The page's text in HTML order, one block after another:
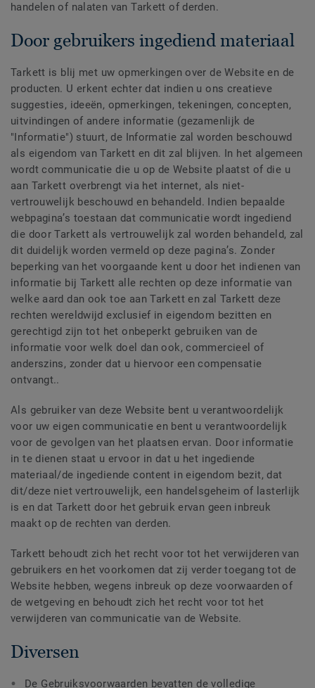
handelen of nalaten van Tarkett of derden.
Door gebruikers ingediend materiaal
Tarkett is blij met uw opmerkingen over de Website en de
producten. U erkent echter dat indien u ons creatieve
suggesties, ideeën, opmerkingen, tekeningen, concepten,
uitvindingen of andere informatie (gezamenlijk de
"Informatie") stuurt, de Informatie zal worden beschouwd
als eigendom van Tarkett en dit zal blijven. In het algemeen
wordt communicatie die u op de Website plaatst of die u
aan Tarkett overbrengt via het internet, als niet-
vertrouwelijk beschouwd en behandeld. Indien bepaalde
webpagina’s toestaan dat communicatie wordt ingediend
die door Tarkett als vertrouwelijk zal worden behandeld, zal
dit duidelijk worden vermeld op deze pagina’s. Zonder
beperking van het voorgaande kent u door het indienen van
informatie bij Tarkett alle rechten op deze informatie van
welke aard dan ook toe aan Tarkett en zal Tarkett deze
rechten wereldwijd exclusief in eigendom bezitten en
gerechtigd zijn tot het onbeperkt gebruiken van de
informatie voor welk doel dan ook, commercieel of
anderszins, zonder dat u hiervoor een compensatie
ontvangt..
Als gebruiker van deze Website bent u verantwoordelijk
voor uw eigen communicatie en bent u verantwoordelijk
voor de gevolgen van het plaatsen ervan. Door informatie
in te dienen staat u ervoor in dat u het ingediende
materiaal/de ingediende content in eigendom bezit, dat
dit/deze niet vertrouwelijk, een handelsgeheim of lasterlijk
is en dat Tarkett door het gebruik ervan geen inbreuk
maakt op de rechten van derden.
Tarkett behoudt zich het recht voor tot het verwijderen van
gebruikers en het voorkomen dat zij verder toegang tot de
Website hebben, wegens inbreuk op deze voorwaarden of
de wetgeving en behoudt zich het recht voor tot het
verwijderen van communicatie van de Website.
Diversen
De Gebruiksvoorwaarden bevatten de volledige